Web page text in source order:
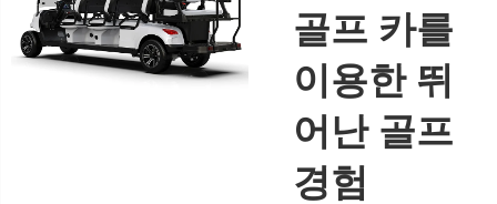
골프 카를
이용한 뛰
어난 골프
경험